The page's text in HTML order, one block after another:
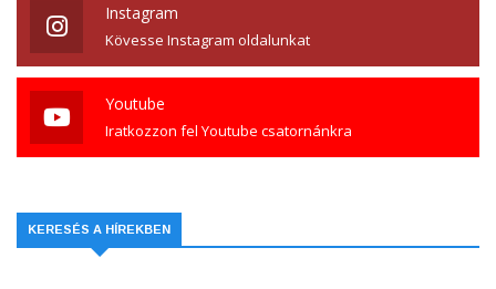
Instagram
Kövesse Instagram oldalunkat
Youtube
Iratkozzon fel Youtube csatornánkra
KERESÉS A HÍREKBEN